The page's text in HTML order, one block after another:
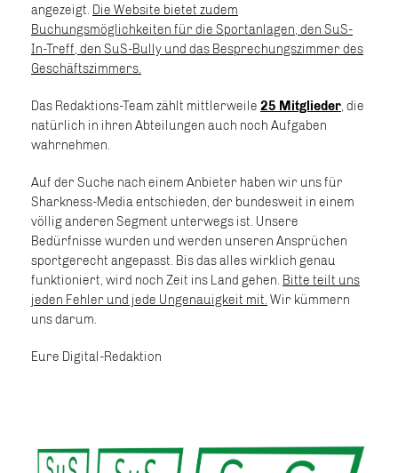
angezeigt. Die Website bietet zudem
Buchungsmöglichkeiten für die Sportanlagen, den SuS-
In-Treff, den SuS-Bully und das Besprechungszimmer des
Geschäftszimmers.
Das Redaktions-Team zählt mittlerweile 25 Mitglieder, die
natürlich in ihren Abteilungen auch noch Aufgaben
wahrnehmen.
Auf der Suche nach einem Anbieter haben wir uns für
Sharkness-Media entschieden, der bundesweit in einem
völlig anderen Segment unterwegs ist. Unsere
Bedürfnisse wurden und werden unseren Ansprüchen
sportgerecht angepasst. Bis das alles wirklich genau
funktioniert, wird noch Zeit ins Land gehen. Bitte teilt uns
jeden Fehler und jede Ungenauigkeit mit. Wir kümmern
uns darum.
Eure Digital-Redaktion